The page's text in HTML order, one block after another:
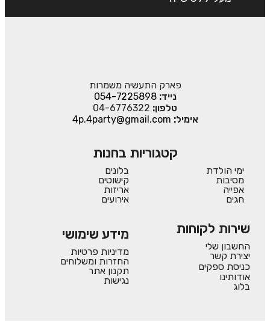
פארק התעשיה משמרות
נייד:054-7225898
טלפון: 04-6776322
אימיל: 4p.4party@gmail.com
קטגוריות בחנות
ימי הולדת
מסיבות
אפייה
חגים
בלונים
קישוטים
אריזות
אירועים
שירות לקוחות
החשבון שלי
יצירת קשר
כניסת ספקים
אודותינו
בלוג
מידע שימושי
מדיניות פרטיות
החזרות ומשלוחים
תקנון אתר
נגישות